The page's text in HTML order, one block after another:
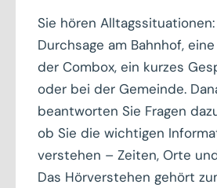
Sie hören
Durchsage am Bahnhof,
der Combox, ein kurzes
oder bei der Gemeinde.
beantworten Sie Fragen
ob Sie die wichtigen
verstehen – Zeiten, Orte
Das Hörverstehen gehört